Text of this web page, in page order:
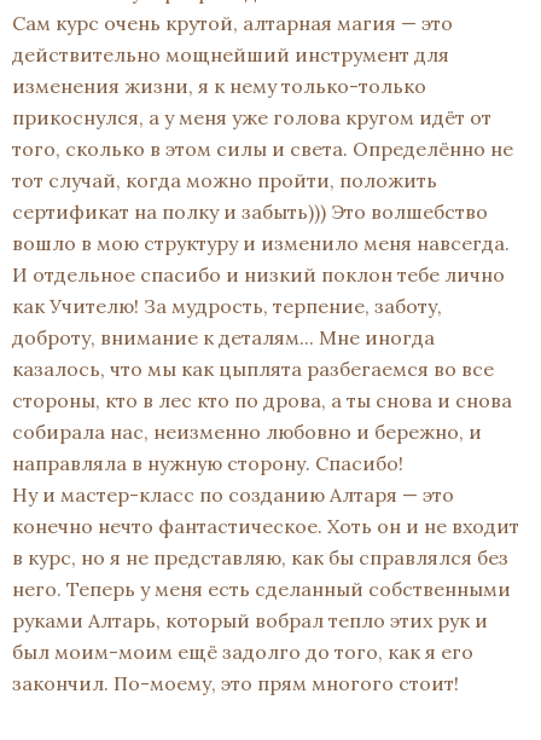
Сам курс очень крутой, алтарная магия — это
действительно мощнейший инструмент для
изменения жизни, я к нему только-только
прикоснулся, а у меня уже голова кругом идёт от
того, сколько в этом силы и света. Определённо не
тот случай, когда можно пройти, положить
сертификат на полку и забыть))) Это волшебство
вошло в мою структуру и изменило меня навсегда.
И отдельное спасибо и низкий поклон тебе лично
как Учителю! За мудрость, терпение, заботу,
доброту, внимание к деталям... Мне иногда
казалось, что мы как цыплята разбегаемся во все
стороны, кто в лес кто по дрова, а ты снова и снова
собирала нас, неизменно любовно и бережно, и
направляла в нужную сторону. Спасибо!
Ну и мастер-класс по созданию Алтаря — это
конечно нечто фантастическое. Хоть он и не входит
в курс, но я не представляю, как бы справлялся без
него. Теперь у меня есть сделанный собственными
руками Алтарь, который вобрал тепло этих рук и
был моим-моим ещё задолго до того, как я его
закончил. По-моему, это прям многого стоит!